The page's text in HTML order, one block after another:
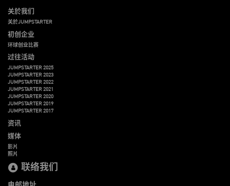
关於我们
关於JUMPSTARTER
初创企业
环球创业比赛
过往活动
JUMPSTARTER 2025
JUMPSTARTER 2023
JUMPSTARTER 2022
JUMPSTARTER 2021
JUMPSTARTER 2020
JUMPSTARTER 2019
JUMPSTARTER 2017
资讯
媒体
影片
照片
联络我们